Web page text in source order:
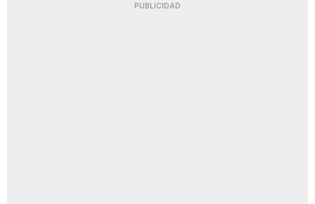
PUBLICIDAD